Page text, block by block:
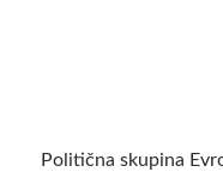
Politična skupina